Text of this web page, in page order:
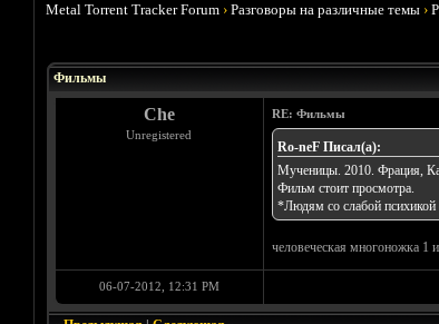
Metal Torrent Tracker Forum ›Разговоры на различные темы ›
Фильмы
Che
Unregistered
RE: Фильмы
Ro-neF Писал(а):
Мученицы. 2010. Фрация,
Фильм стоит просмотра.
*Людям со слабой психикой
человеческая многоножка 1
06-07-2012, 12:31 PM